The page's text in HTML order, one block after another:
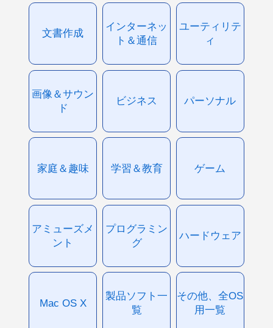
文書作成
インターネッ
ト＆通信
ユーティリテ
ィ
画像＆サウン
ド
ビジネス パーソナル
家庭＆趣味 学習＆教育 ゲーム
アミューズメ
ント
プログラミン
グ
ハードウェア
Mac OS X
製品ソフト一
覧
その他、全OS
用一覧